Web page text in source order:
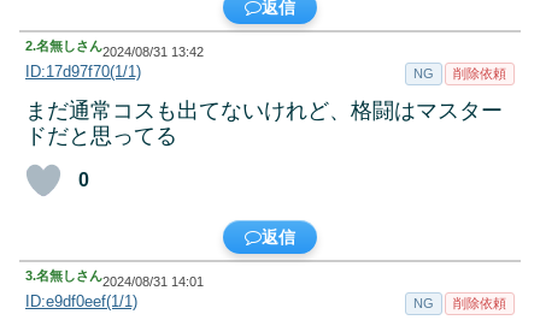
返信
2.名無しさん2024/08/31 13:42
ID:17d97f70(1/1) NG 削除依頼
まだ通常コスも出てないけれど、格闘はマスター
ドだと思ってる
0
返信
3.名無しさん2024/08/31 14:01
ID:e9df0eef(1/1) NG 削除依頼